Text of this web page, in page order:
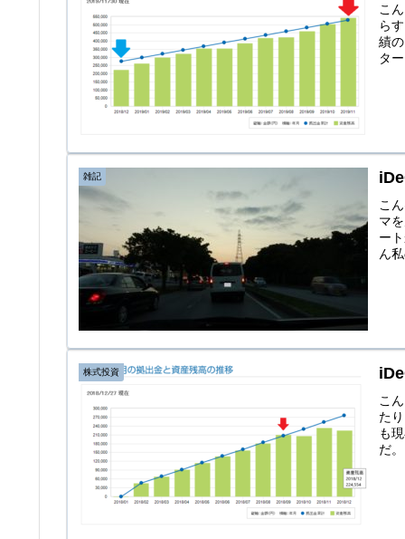
こ
ら
績
タ
雑記
こ
マ
ー
ん
株式投資
こ
た
も
だ